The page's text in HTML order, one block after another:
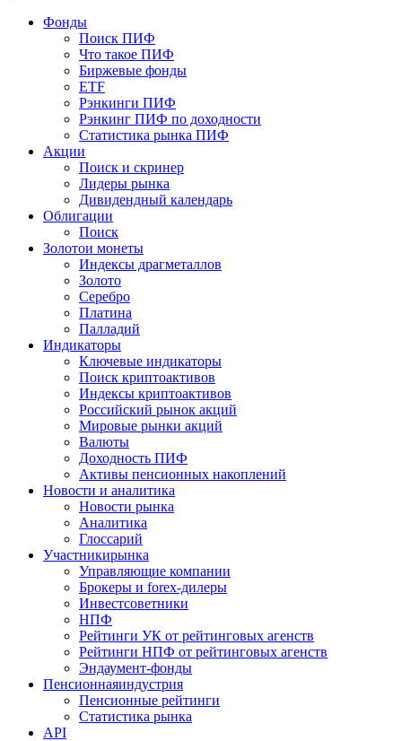
Фонды
Поиск ПИФ
Что такое ПИФ
Биржевые фонды
ETF
Рэнкинги ПИФ
Рэнкинг ПИФ по доходности
Статистика рынка ПИФ
Акции
Поиск и скринер
Лидеры рынка
Дивидендный календарь
Облигации
Поиск
Золотои монеты
Индексы драгметаллов
Золото
Серебро
Платина
Палладий
Индикаторы
Ключевые индикаторы
Поиск криптоактивов
Индексы криптоактивов
Российский рынок акций
Мировые рынки акций
Валюты
Доходность ПИФ
Активы пенсионных накоплений
Новости и аналитика
Новости рынка
Аналитика
Глоссарий
Участникирынка
Управляющие компании
Брокеры и forex-дилеры
Инвестсоветники
НПФ
Рейтинги УК от рейтинговых агенств
Рейтинги НПФ от рейтинговых агенств
Эндаумент-фонды
Пенсионнаяиндустрия
Пенсионные рейтинги
Статистика рынка
API